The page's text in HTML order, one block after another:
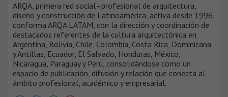
ARQA, primera red social–profesional de arquitectura,
diseño y construcción de Latinoamérica, activa desde 1996,
conforma ARQA LATAM, con la dirección y coordinación de
destacados referentes de la cultura arquitectónica en
Argentina, Bolivia, Chile, Colombia, Costa Rica, Dominicana
y Antillas, Ecuador, El Salvado, Honduras, México,
Nicaragua, Paraguay y Perú, consolidándose como un
espacio de publicación, difusión y relación que conecta al
ámbito profesional, académico y empresarial.